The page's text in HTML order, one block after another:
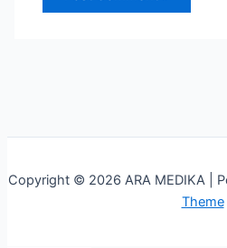
Copyright © 2026 ARA MEDIKA |
Theme